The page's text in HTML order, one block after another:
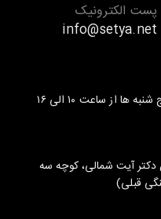
پست الکترونیک
info@setya.net
دکتر آیت شمالی، کوچه سه